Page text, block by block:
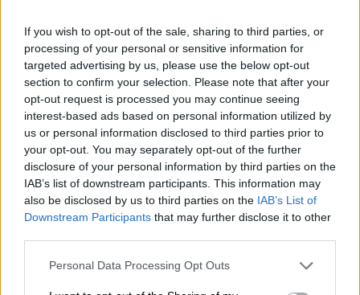
If you wish to opt-out of the sale, sharing to third parties, or
processing of your personal or sensitive information for
targeted advertising by us, please use the below opt-out
section to confirm your selection. Please note that after your
opt-out request is processed you may continue seeing
interest-based ads based on personal information utilized by
us or personal information disclosed to third parties prior to
your opt-out. You may separately opt-out of the further
disclosure of your personal information by third parties on the
IAB’s list of downstream participants. This information may
also be disclosed by us to third parties on the IAB’s List of
Downstream Participants that may further disclose it to other
Personal Data Processing Opt Outs
▌ΤΕΛΕΥΤΑΙΑ ΝΕΑ